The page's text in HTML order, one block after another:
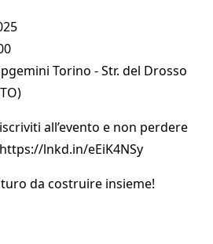
Torino - Str. del Drosso
all’evento e non perdere
lnkd.in/eEiK4NSy
da costruire insieme!